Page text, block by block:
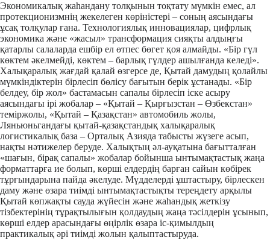
Экономикалық жаһандану толқынын тоқтату мүмкін емес, ал
протекционизмнің жекелеген көріністері – соның аясындағы
ұсақ толқулар ғана. Технологиялық инновациялар, цифрлық
экономика және «жасыл» трансформация сияқты алдыңғы
қатарлы салаларда ешбір ел өтпес бөгет қоя алмайды. «Бір гүл
көктем әкелмейді, көктем – барлық гүлдер ашылғанда келеді».
Халықаралық жағдай қалай өзгерсе де, Қытай дамудың қолайлы
мүмкіндіктерін бірлесіп бөлісу бағытын берік ұстанады. «Бір
белдеу, бір жол» бастамасын сапалы бірлесіп іске асыру
аясындағы ірі жобалар – «Қытай – Қырғызстан – Өзбекстан»
теміржолы, «Қытай – Қазақстан» автомобиль жолы,
Ляньюньгандағы қытай-қазақстандық халықаралық
логистикалық база – Орталық Азияда табысты жүзеге асып,
нақты нәтижелер беруде. Халықтың әл-ауқатына бағытталған
«шағын, бірақ сапалы» жобалар бойынша ынтымақтастық жаңа
форматтарға ие болып, көрші елдердің барған сайын көбірек
тұрғындарына пайда әкелуде. Мүдделерді ұштастыру, бірлескен
даму және өзара тиімді ынтымақтастықты тереңдету арқылы
Қытай көпжақты сауда жүйесін және жаһандық жеткізу
тізбектерінің тұрақтылығын қолдаудың жаңа тәсілдерін ұсынып,
көрші елдер арасындағы өңірлік өзара іс-қимылдың
практикалық әрі тиімді жолын қалыптастыруда.